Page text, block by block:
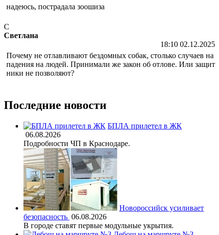
надеюсь, пострадала зоошиза
С
Светлана
18:10 02.12.2025
Почему не отлавливают бездомных собак, столько случаев на
падения на людей. Принимали же закон об отлове. Или защит
ники не позволяют?
Последние новости
БПЛА прилетел в ЖК
06.08.2026
Подробности ЧП в Краснодаре.
Новороссийск усиливает
безопасность 06.08.2026
В городе ставят первые модульные укрытия.